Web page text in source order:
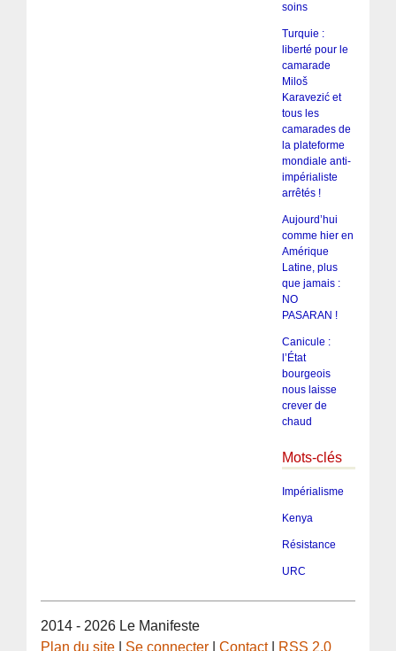
soins
Turquie :
liberté pour le
camarade
Miloš
Karavezić et
tous les
camarades de
la plateforme
mondiale anti-
impérialiste
arrêtés !
Aujourd’hui
comme hier en
Amérique
Latine, plus
que jamais :
NO
PASARAN !
Canicule :
l’État
bourgeois
nous laisse
crever de
chaud
Mots-clés
Impérialisme
Kenya
Résistance
URC
2014 - 2026 Le Manifeste
Plan du site
Se connecter |Contact| RSS 2.0